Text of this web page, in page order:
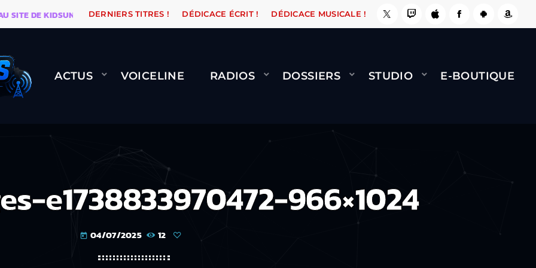
DE KIDSUNE WARÉTRO ORANGE ROAD QUI PASSE, ÇA LE FAIT ! NAMI BERNARD MINET - FLY
DERNIERS TITRES ! DÉDICACE ÉCRIT ! DÉDICACE MUSICALE !
ACTUS VOICELINE RADIOS DOSSIERS STUDIO E-BOUTIQUE
e1738833970472-966×1024
today 04/07/2025 12